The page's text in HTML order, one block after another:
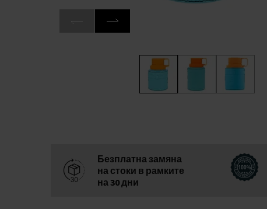
Безплатна замяна
на стоки в рамките
на 30 дни